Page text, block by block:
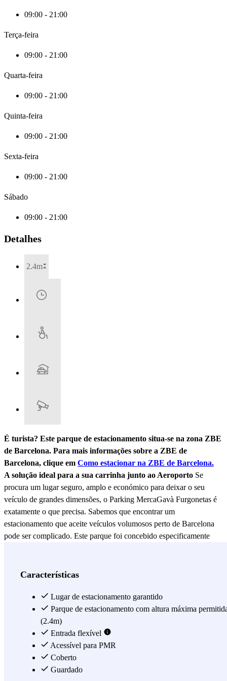
09:00 - 21:00
Terça-feira
09:00 - 21:00
Quarta-feira
09:00 - 21:00
Quinta-feira
09:00 - 21:00
Sexta-feira
09:00 - 21:00
Sábado
09:00 - 21:00
Detalhes
2.4m
É turista? Este parque de estacionamento situa-se na zona ZBE
de Barcelona. Para mais informações sobre a ZBE de
Barcelona, clique em Como estacionar na ZBE de Barcelona.
A solução ideal para a sua carrinha junto ao Aeroporto Se
procura um lugar seguro, amplo e económico para deixar o seu
veículo de grandes dimensões, o Parking MercaGavà Furgonetas é
exatamente o que precisa. Sabemos que encontrar um
estacionamento que aceite veículos volumosos perto de Barcelona
pode ser complicado. Este parque foi concebido especificamente
permitidas de até 2,40 metros de altura e 5,50 metros de
continuamente vigiado por câmaras, permitindo-lhe viajar com a
tranquilidade de saber que a sua carrinha está num ambiente seguro
e protegido. A localização em Gavà é imbatível para a logística da
sua viagem. Pode estacionar a sua carrinha aqui e chegar ao terminal
num abrir e fechar de olhos: um táxi para o aeroporto custará entre
19-23 € e o trajeto dura apenas 11 minutos. Além disso, se preferir o
transporte público, dispõe de várias linhas de autocarro (L80, L81,
Características
Lugar de estacionamento garantido
Parque de estacionamento com altura máxima
(2.4m)
Entrada flexível
Acessível para PMR
Coberto
Guardado